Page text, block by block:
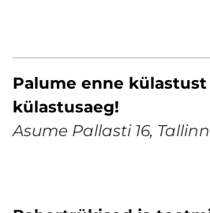
Palume enne
külastusaeg!
Asume Pallasti 16, Tallinn